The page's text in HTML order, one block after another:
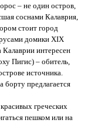
– не один остров,
соснами Калаврия,
стоит город
домики XIX
интересен
Пигис) – обитель,
источника.
борту предлагается
греческих
пешком или на